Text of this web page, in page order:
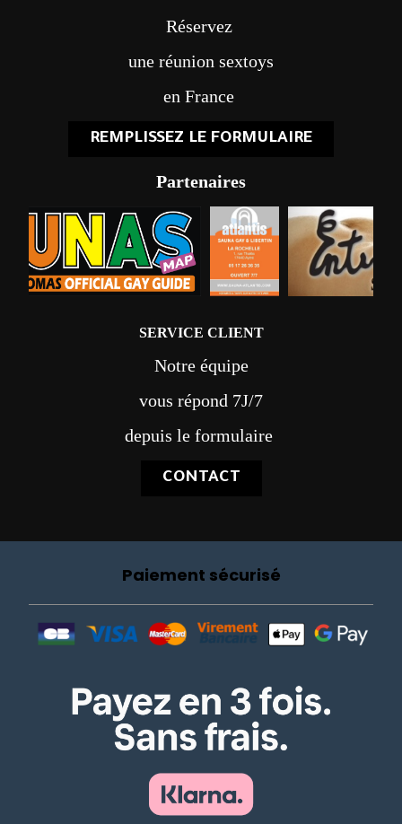
Réservez
une réunion sextoys
en France
REMPLISSEZ LE FORMULAIRE
Partenaires
SERVICE CLIENT
Notre équipe
vous répond 7J/7
depuis le formulaire
CONTACT
Paiement sécurisé